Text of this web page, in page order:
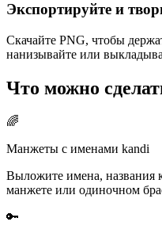
Экспортируйте и
Скачайте PNG, чтобы
нанизывайте или
Что можно
🌈
Манжеты с именами kandi
Выложите имена, названия
манжете или одиночном
🔑